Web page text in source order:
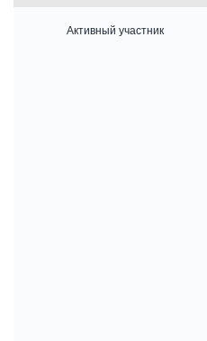
Активный участник